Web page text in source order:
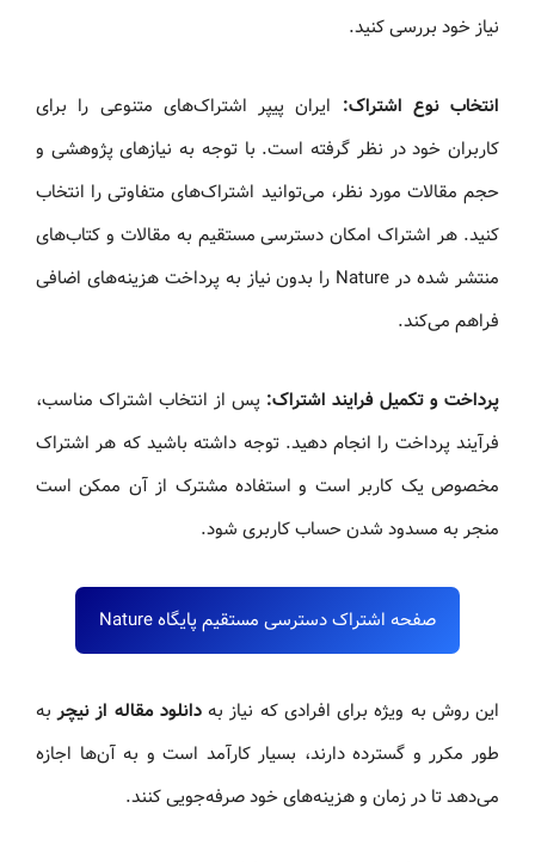
نیاز خود بررسی کنید.
انتخاب نوع اشتراک: ایران پیپر اشتراک‌های متنوعی را برای
کاربران خود در نظر گرفته است. با توجه به نیازهای پژوهشی و
حجم مقالات مورد نظر، می‌توانید اشتراک‌های متفاوتی را انتخاب
کنید. هر اشتراک امکان دسترسی مستقیم به مقالات و کتاب‌های
منتشر شده در Nature را بدون نیاز به پرداخت هزینه‌های اضافی
فراهم می‌کند.
پرداخت و تکمیل فرایند اشتراک: پس از انتخاب اشتراک مناسب،
فرآیند پرداخت را انجام دهید. توجه داشته باشید که هر اشتراک
مخصوص یک کاربر است و استفاده مشترک از آن ممکن است
منجر به مسدود شدن حساب کاربری شود.
صفحه اشتراک دسترسی مستقیم پایگاه Nature
این روش به‌ ویژه برای افرادی که نیاز بهدانلود مقاله از نیچربه‌
طور مکرر و گسترده دارند، بسیار کارآمد است و به آن‌ها اجازه
می‌دهد تا در زمان و هزینه‌های خود صرفه‌جویی کنند.